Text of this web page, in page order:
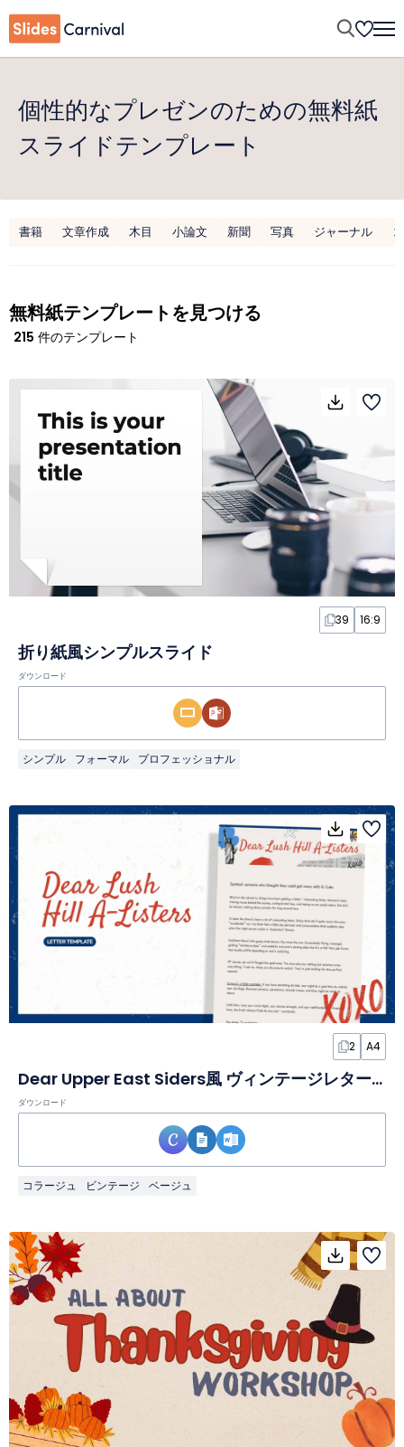
個性的なプレゼンのための無料紙
スライドテンプレート
書籍 文章作成 木目 小論文 新聞 写真 ジャーナル
無料紙テンプレートを見つける
215 件のテンプレート
39 16:9
折り紙風シンプルスライド
ダウンロード
シンプル フォーマル プロフェッショナル
2 A4
Dear Upper East Siders風 ヴィンテージレタードキュメント
ダウンロード
コラージュ ビンテージ ベージュ